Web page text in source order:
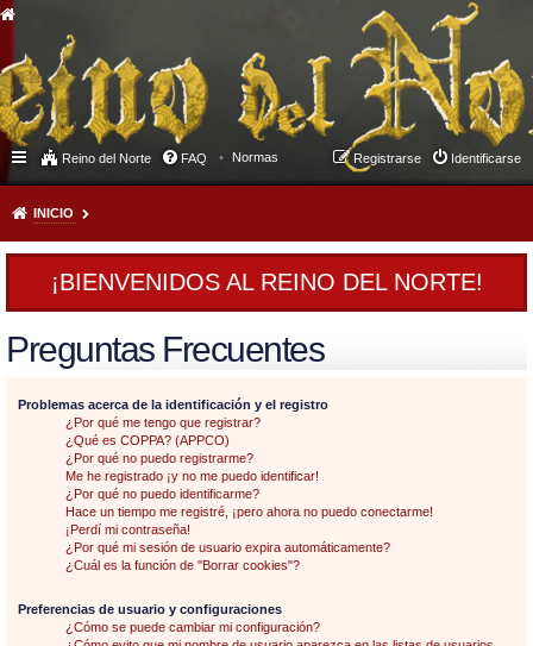
Reino del Norte FAQ Normas Identificarse
Registrarse
INICIO
¡BIENVENIDOS AL REINO DEL NORTE!
Preguntas Frecuentes
Problemas acerca de la identificación y el registro
¿Por qué me tengo que registrar?
¿Qué es COPPA? (APPCO)
¿Por qué no puedo registrarme?
Me he registrado ¡y no me puedo identificar!
¿Por qué no puedo identificarme?
Hace un tiempo me registré, ¡pero ahora no puedo conectarme!
¡Perdí mi contraseña!
¿Por qué mi sesión de usuario expira automáticamente?
¿Cuál es la función de "Borrar cookies"?
Preferencias de usuario y configuraciones
¿Cómo se puede cambiar mi configuración?